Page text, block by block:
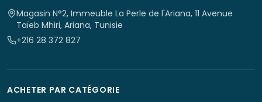
Magasin N°2, Immeuble La Perle de l'Ariana, 11 Avenue
Taïeb Mhiri, Ariana, Tunisie
+216 28 372 827
ACHETER PAR CATÉGORIE